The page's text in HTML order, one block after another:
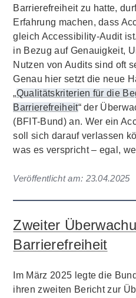
Barrierefreiheit zu hatte,
Erfahrung machen, dass
gleich Accessibility-Audit
in Bezug auf Genauigkeit,
Nutzen von Audits sind oft
Genau hier setzt die neue
„Qualitätskriterien für die
Barrierefreiheit“ der
(BFIT-Bund) an. Wer ein
soll sich darauf verlassen
was es verspricht – egal,
Veröffentlicht am: 23.04.2025
Zweiter
Barrierefreiheit
Im März 2025 legte die
ihren zweiten Bericht zur